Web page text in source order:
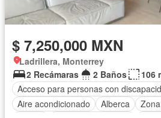
$ 7,250,000 MXN
Ladrillera, Monterrey
2 Recámaras
2 Baños
106
Acceso para personas con
Aire acondicionado
Alberca